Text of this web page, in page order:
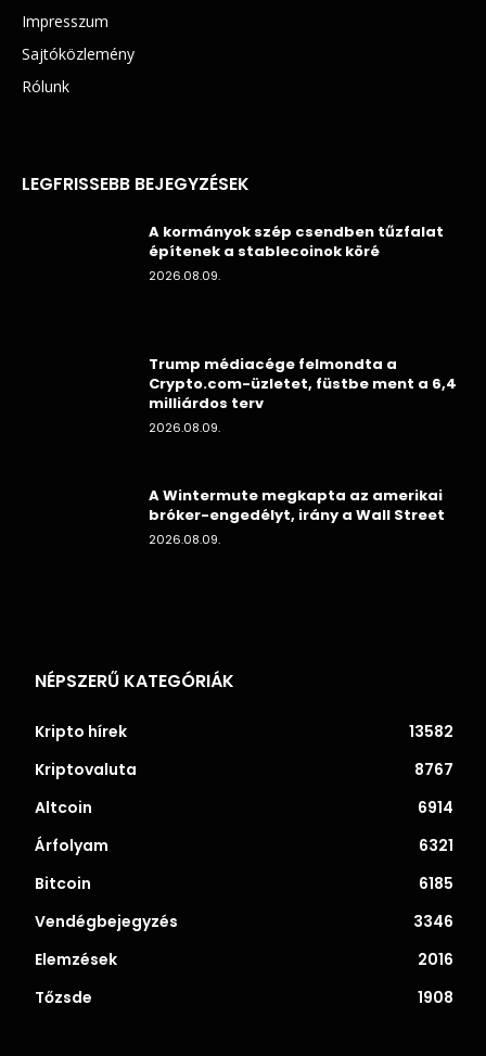
Impresszum
Sajtóközlemény
Rólunk
LEGFRISSEBB BEJEGYZÉSEK
A kormányok szép csendben tűzfalat
építenek a stablecoinok köré
2026.08.09.
Trump médiacége felmondta a
Crypto.com-üzletet, füstbe ment a 6,4
milliárdos terv
2026.08.09.
A Wintermute megkapta az amerikai
bróker-engedélyt, irány a Wall Street
2026.08.09.
NÉPSZERŰ KATEGÓRIÁK
Kripto hírek
13582
Kriptovaluta
8767
Altcoin
6914
Árfolyam
6321
Bitcoin
6185
Vendégbejegyzés
3346
Elemzések
2016
Tőzsde
1908